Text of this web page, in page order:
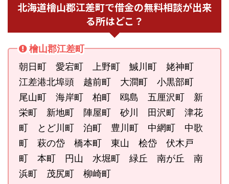
北海道檜山郡江差町で借金の無料相談が出来
る所はどこ？
檜山郡江差町
朝日町 愛宕町 上野町 鰔川町 姥神町
江差港北埠頭 越前町 大澗町 小黒部町
尾山町 海岸町 柏町 鴎島 五厘沢町 新
栄町 新地町 陣屋町 砂川 田沢町 津花
町 とど川町 泊町 豊川町 中網町 中歌
町 萩の岱 橋本町 東山 桧岱 伏木戸
町 本町 円山 水堀町 緑丘 南が丘 南
浜町 茂尻町 柳崎町